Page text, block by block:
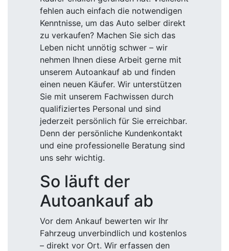
fehlen auch einfach die notwendigen
Kenntnisse, um das Auto selber direkt
zu verkaufen? Machen Sie sich das
Leben nicht unnötig schwer – wir
nehmen Ihnen diese Arbeit gerne mit
unserem Autoankauf ab und finden
einen neuen Käufer. Wir unterstützen
Sie mit unserem Fachwissen durch
qualifiziertes Personal und sind
jederzeit persönlich für Sie erreichbar.
Denn der persönliche Kundenkontakt
und eine professionelle Beratung sind
uns sehr wichtig.
So läuft der
Autoankauf ab
Vor dem Ankauf bewerten wir Ihr
Fahrzeug unverbindlich und kostenlos
– direkt vor Ort. Wir erfassen den